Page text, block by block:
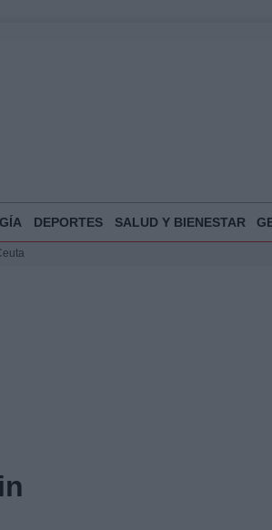
DEPORTES SALUD Y BIENESTAR